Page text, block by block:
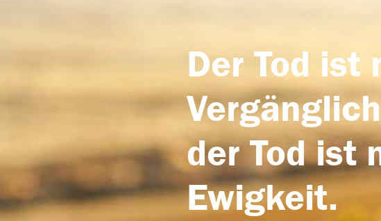
Der Tod ist
der Tod ist
Ewigkeit.